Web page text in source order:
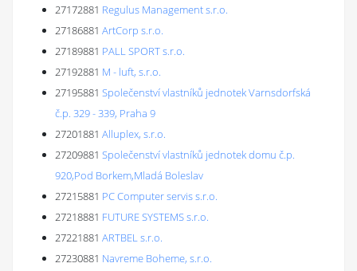
27172881 Regulus Management s.r.o.
27186881 ArtCorp s.r.o.
27189881 PALL SPORT s.r.o.
27192881 M - luft, s.r.o.
27195881 Společenství vlastníků jednotek Varnsdorfská
č.p. 329 - 339, Praha 9
27201881 Alluplex, s.r.o.
27209881 Společenství vlastníků jednotek domu č.p.
920,Pod Borkem,Mladá Boleslav
27215881 PC Computer servis s.r.o.
27218881 FUTURE SYSTEMS s.r.o.
27221881 ARTBEL s.r.o.
27230881 Navreme Boheme, s.r.o.